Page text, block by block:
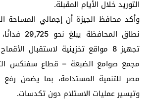
التوريد خلال الأيام المقبلة.
وأكد محافظ الجيزة أن إجمالي المساحة
نطاق
تجهيز 8 مواقع تخزينية لاستقبال
مجمع صوامع الضبعة – قطاع سفنكس
مصر للتنمية المستدامة، بما يضمن رفع
وتيسير عمليات الاستلام دون تكدسات.